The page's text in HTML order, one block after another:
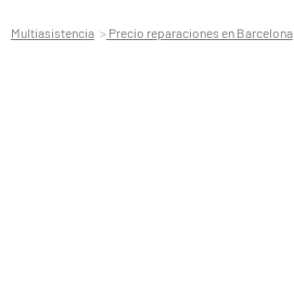
Multiasistencia Precio reparaciones en Barcelona